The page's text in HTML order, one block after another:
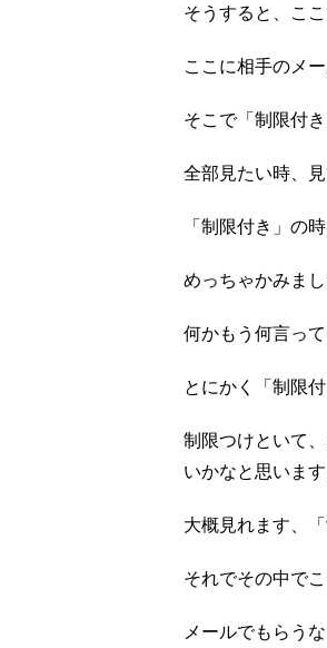
そうすると、こ
ここに相手のメ
そこで「制限付
全部見たい時、
「制限付き」の
めっちゃかみまし
何かもう何言っ
とにかく「制限付
制限つけといて
いかなと思います
大概見れます、
それでその中で
メールでもらうな